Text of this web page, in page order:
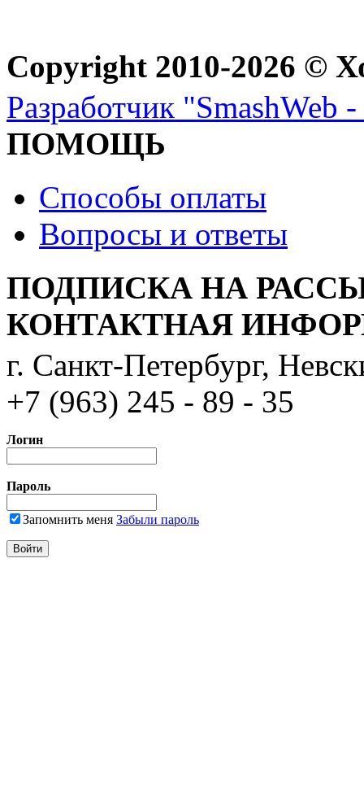
Copyright 2010-2026 ©
Разработчик "SmashWeb
ПОМОЩЬ
Способы оплаты
Вопросы и ответы
ПОДПИСКА НА
КОНТАКТНАЯ
г. Санкт-Петербург,
+7 (963) 245 - 89 - 35
Логин
Пароль
Запомнить меня Забыли пароль